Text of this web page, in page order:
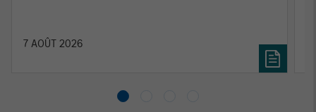
diversified portfolios and selective asset-level
7 AOÛT 2026